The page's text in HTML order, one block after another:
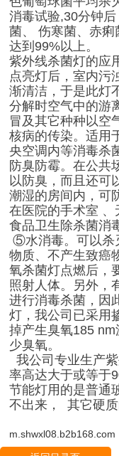
消毒试验,30分钟
菌、 伤寒菌、赤
达到99%以上。
紫外线杀菌灯的应
点亮灯后，室内污
渐清洁，于是此灯
分解时空气中的游
冒及其它种种以空
核病的传染。适用
央空调内等消毒杀
防臭防霉。在公共
以防臭，而且还可
潮湿的房间内，可
在医院的手术室 、
食品卫生除杀菌消
⑤水消毒。可以杀
物质、不产生致癌
氧杀菌灯点燃后，
照射人体。另外，
进行消毒杀菌，因
灯，我公司已采用
掉产生臭氧185
少臭氧。
我公司专业生产
率高达大于或等于
节能灯用的是普通
不出来， 其它硬质
m.shwxl08.b2b168.com